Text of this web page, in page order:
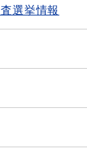
選挙情報